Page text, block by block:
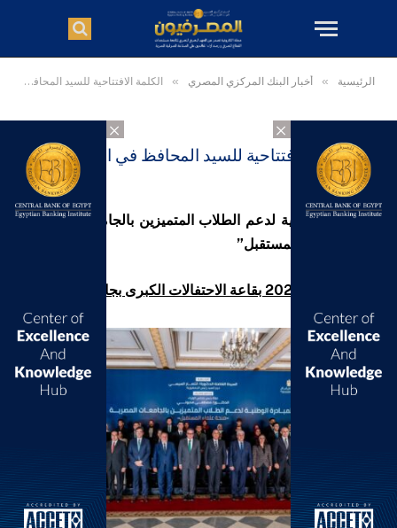
×
×
الرئيسية » أخبار البنك المركزي المصري » الكلمة الافتتاحية للسيد المحافظ في احتفالية إطلاق:
الكلمة الافتتاحية للسيد المحافظ في احتفالية
إطلاق:
المبادرة الوطنية لدعم الطلاب المتميزين بالجامعات المصرية
“منحة علماء المستقبل”